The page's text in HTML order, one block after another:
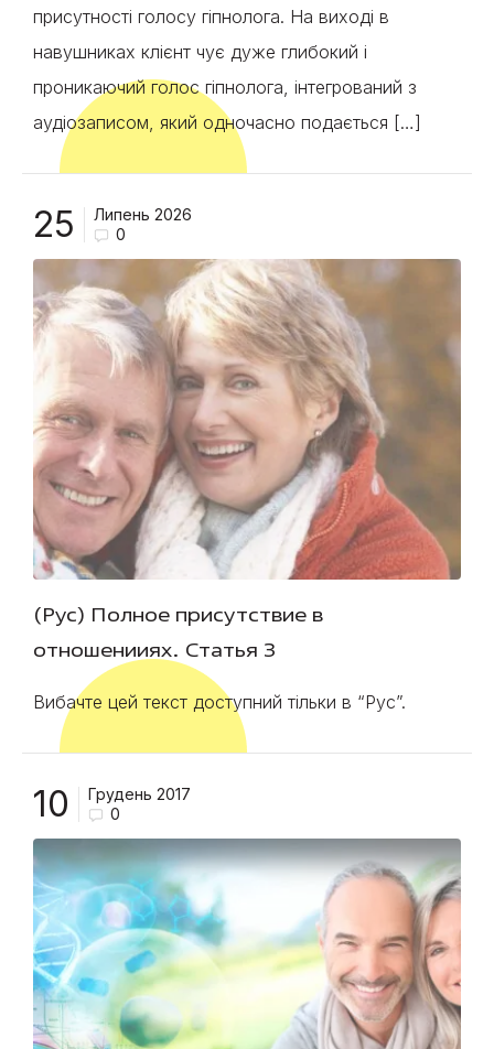
присутності голосу гіпнолога. На виході в
навушниках клієнт чує дуже глибокий і
проникаючий голос гіпнолога, інтегрований з
аудіозаписом, який одночасно подається […]
25
Липень 2026
0
(Рус) Полное присутствие в
отношенииях. Статья 3
Вибачте цей текст доступний тільки в “Рус”.
10
Грудень 2017
0